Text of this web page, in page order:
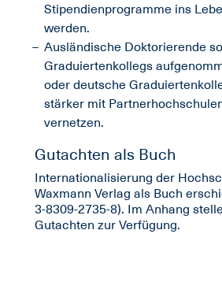
Stipendienprogramme ins
werden.
Ausländische Doktorierende
Graduiertenkollegs
oder deutsche
stärker mit
vernetzen.
Gutachten als Buch
Internationalisierung der
Waxmann Verlag als Buch
3-8309-2735-8). Im Anhang
Gutachten zur Verfügung.